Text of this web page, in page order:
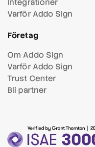
Varför Addo Sign
Företag
Om Addo Sign
Varför Addo Sign
Trust Center
Bli partner